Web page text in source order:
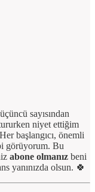
sayısından
niyet ettiğim
başlangıcı, önemli
görüyorum. Bu
abone olmanız beni
yanınızda olsun. 🍀